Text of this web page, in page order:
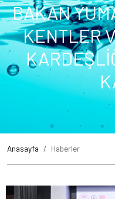
BAKAN
KENTLER
Anasayfa Haberler